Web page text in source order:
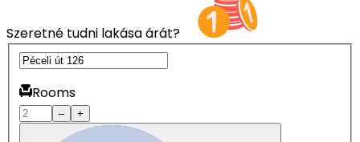
Szeretné tudni lakása árát?
Rooms
– +